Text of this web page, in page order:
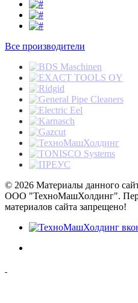
Все производители
© 2026 Материалы данного
ООО "ТехноМашХолдинг".
материалов сайта запрещено!